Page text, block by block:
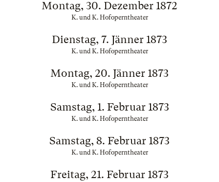
Montag, 30. Dezember 1872
K. und K. Hofoperntheater
Dienstag, 7. Jänner 1873
K. und K. Hofoperntheater
Montag, 20. Jänner 1873
K. und K. Hofoperntheater
Samstag, 1. Februar 1873
K. und K. Hofoperntheater
Samstag, 8. Februar 1873
K. und K. Hofoperntheater
Freitag, 21. Februar 1873